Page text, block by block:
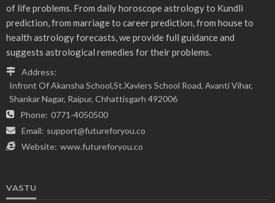
of life problems. From daily horoscope astrology to Kundli
prediction, from marriage to career prediction, from house to
health astrology forecasts, we provide full guidance and
suggests astrological remedies for their problems.
Address:
Infront Of Akansha School,St.Xaviers School Road, Avanti Vihar,
Shankar Nagar, Raipur, Chhattisgarh 492006
Phone: 0771-4050500
Email: support@futureforyou.co
Website: www.futureforyou.co
VASTU